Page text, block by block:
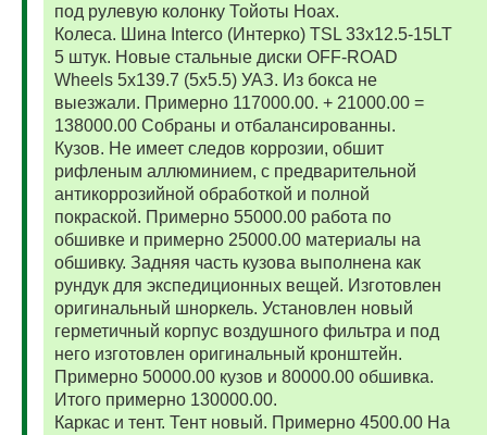
под рулевую колонку Тойоты Ноах.
Колеса. Шина Interco (Интерко) TSL 33x12.5-15LT
5 штук. Новые стальные диски OFF-ROAD
Wheels 5x139.7 (5x5.5) УАЗ. Из бокса не
выезжали. Примерно 117000.00. + 21000.00 =
138000.00 Собраны и отбалансированны.
Кузов. Не имеет следов коррозии, обшит
рифленым аллюминием, с предварительной
антикоррозийной обработкой и полной
покраской. Примерно 55000.00 работа по
обшивке и примерно 25000.00 материалы на
обшивку. Задняя часть кузова выполнена как
рундук для экспедиционных вещей. Изготовлен
оригинальный шноркель. Установлен новый
герметичный корпус воздушного фильтра и под
него изготовлен оригинальный кронштейн.
Примерно 50000.00 кузов и 80000.00 обшивка.
Итого примерно 130000.00.
Каркас и тент. Тент новый. Примерно 4500.00 На